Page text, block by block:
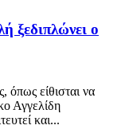
ξεδιπλώνει ο
είθισται να
Αγγελίδη
και...